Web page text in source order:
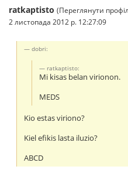
ratkaptisto (Переглянути
2 листопада 2012 р. 12:27:09
dobri:
ratkaptisto:
Mi kisas belan virionon.
MEDS
Kio estas viriono?
Kiel efikis lasta iluzio?
ABCD